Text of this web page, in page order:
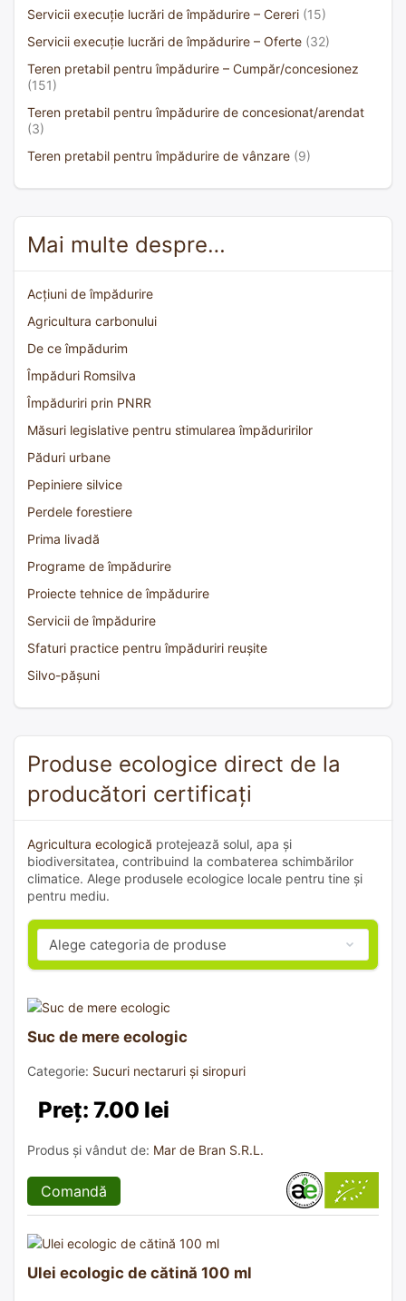
Servicii execuție lucrări de împădurire – Cereri (15)
Servicii execuție lucrări de împădurire – Oferte (32)
Teren pretabil pentru împădurire – Cumpăr/concesionez
(151)
Teren pretabil pentru împădurire de concesionat/arendat
(3)
Teren pretabil pentru împădurire de vânzare (9)
Mai multe despre…
Acțiuni de împădurire
Agricultura carbonului
De ce împădurim
Împăduri Romsilva
Împăduriri prin PNRR
Măsuri legislative pentru stimularea împăduririlor
Păduri urbane
Pepiniere silvice
Perdele forestiere
Prima livadă
Programe de împădurire
Proiecte tehnice de împădurire
Servicii de împădurire
Sfaturi practice pentru împăduriri reușite
Silvo-pășuni
Produse ecologice direct de la
producători certificați
Agricultura ecologică protejează solul, apa și
biodiversitatea, contribuind la combaterea schimbărilor
climatice. Alege produsele ecologice locale pentru tine și
pentru mediu.
Suc de mere ecologic
Categorie: Sucuri nectaruri și siropuri
Preț: 7.00 lei
Produs și vândut de: Mar de Bran S.R.L.
Comandă
Ulei ecologic de cătină 100 ml